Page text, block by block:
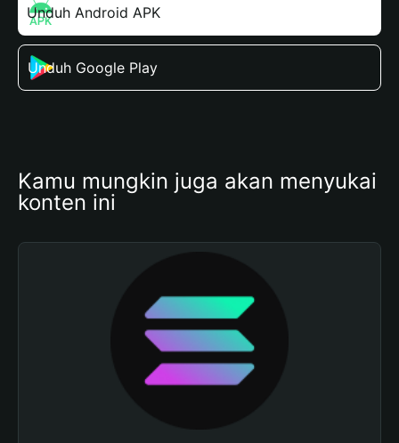
Unduh Android APK
Unduh Google Play
Kamu mungkin juga akan menyukai
konten ini